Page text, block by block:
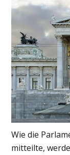
Wie die
mitteilte,